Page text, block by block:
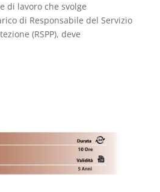
di lavoro che svolge
di Responsabile del Servizio
(RSPP), deve